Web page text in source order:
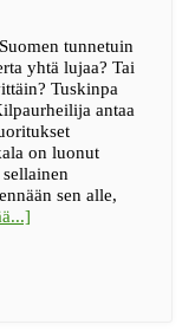
tunnetuin
yhtä lujaa? Tai
Tuskinpa
antaa
on luonut
sen alle,